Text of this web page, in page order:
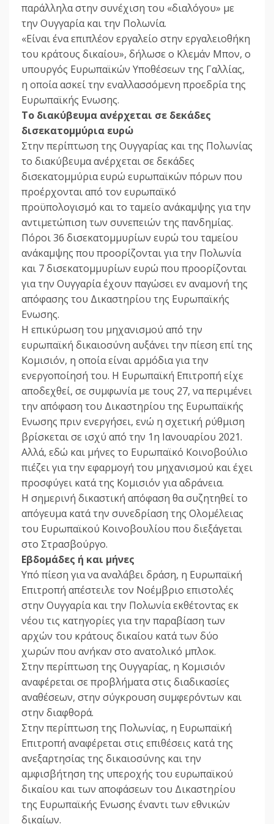
παράλληλα στην συνέχιση του «διαλόγου» με
την Ουγγαρία και την Πολωνία.
«Είναι ένα επιπλέον εργαλείο στην εργαλειοθήκη
του κράτους δικαίου», δήλωσε ο Κλεμάν Μπον, ο
υπουργός Ευρωπαϊκών Υποθέσεων της Γαλλίας,
η οποία ασκεί την εναλλασσόμενη προεδρία της
Ευρωπαϊκής Ενωσης.
Το διακύβευμα ανέρχεται σε δεκάδες
δισεκατομμύρια ευρώ
Στην περίπτωση της Ουγγαρίας και της Πολωνίας
το διακύβευμα ανέρχεται σε δεκάδες
δισεκατομμύρια ευρώ ευρωπαϊκών πόρων που
προέρχονται από τον ευρωπαϊκό
προϋπολογισμό και το ταμείο ανάκαμψης για την
αντιμετώπιση των συνεπειών της πανδημίας.
Πόροι 36 δισεκατομμυρίων ευρώ του ταμείου
ανάκαμψης που προορίζονται για την Πολωνία
και 7 δισεκατομμυρίων ευρώ που προορίζονται
για την Ουγγαρία έχουν παγώσει εν αναμονή της
απόφασης του Δικαστηρίου της Ευρωπαϊκής
Ενωσης.
Η επικύρωση του μηχανισμού από την
ευρωπαϊκή δικαιοσύνη αυξάνει την πίεση επί της
Κομισιόν, η οποία είναι αρμόδια για την
ενεργοποίησή του. Η Ευρωπαϊκή Επιτροπή είχε
αποδεχθεί, σε συμφωνία με τους 27, να περιμένει
την απόφαση του Δικαστηρίου της Ευρωπαϊκής
Ενωσης πριν ενεργήσει, ενώ η σχετική ρύθμιση
βρίσκεται σε ισχύ από την 1η Ιανουαρίου 2021.
Αλλά, εδώ και μήνες το Ευρωπαϊκό Κοινοβούλιο
πιέζει για την εφαρμογή του μηχανισμού και έχει
προσφύγει κατά της Κομισιόν για αδράνεια.
Η σημερινή δικαστική απόφαση θα συζητηθεί το
απόγευμα κατά την συνεδρίαση της Ολομέλειας
του Ευρωπαϊκού Κοινοβουλίου που διεξάγεται
στο Στρασβούργο.
Εβδομάδες ή και μήνες
Υπό πίεση για να αναλάβει δράση, η Ευρωπαϊκή
Επιτροπή απέστειλε τον Νοέμβριο επιστολές
στην Ουγγαρία και την Πολωνία εκθέτοντας εκ
νέου τις κατηγορίες για την παραβίαση των
αρχών του κράτους δικαίου κατά των δύο
χωρών που ανήκαν στο ανατολικό μπλοκ.
Στην περίπτωση της Ουγγαρίας, η Κομισιόν
αναφέρεται σε προβλήματα στις διαδικασίες
αναθέσεων, στην σύγκρουση συμφερόντων και
στην διαφθορά.
Στην περίπτωση της Πολωνίας, η Ευρωπαϊκή
Επιτροπή αναφέρεται στις επιθέσεις κατά της
ανεξαρτησίας της δικαιοσύνης και την
αμφισβήτηση της υπεροχής του ευρωπαϊκού
δικαίου και των αποφάσεων του Δικαστηρίου
της Ευρωπαϊκής Ενωσης έναντι των εθνικών
δικαίων.